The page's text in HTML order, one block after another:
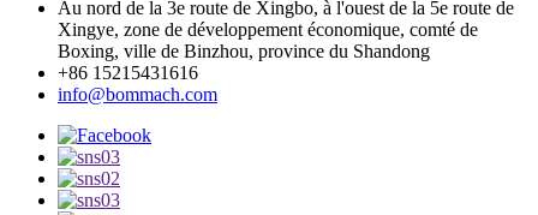
Au nord de la 3e route de Xingbo, à l'ouest de la 5e route de
Xingye, zone de développement économique, comté de
Boxing, ville de Binzhou, province du Shandong
+86 15215431616
info@bommach.com